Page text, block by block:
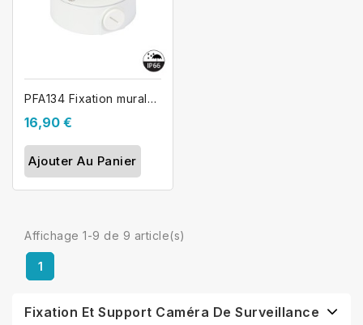
PFA134 Fixation murale caméra dôme DAHUA
16,90 €
Ajouter Au Panier
Affichage 1-9 de 9 article(s)
1
Fixation Et Support Caméra De Surveillance